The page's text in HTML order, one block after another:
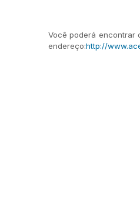
Você poderá encontrar
endereço:http://